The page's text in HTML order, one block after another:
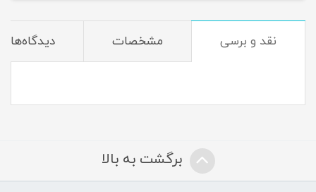
نقد و برسی مشخصات دیدگاه‌ها
برگشت به بالا